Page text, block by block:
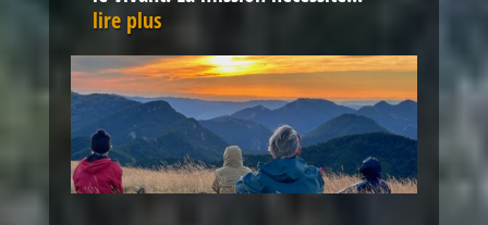
lire plus